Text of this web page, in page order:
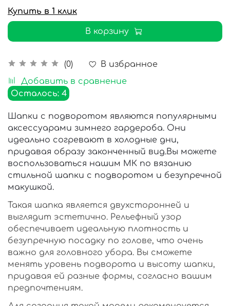
(0)
В избранное
Добавить в сравнение
Осталось: 4
Купить в 1 клик
В корзину
Шапки с подворотом являются популярными
аксессуарами зимнего гардероба. Они
идеально согревают в холодные дни,
придавая образу законченный вид.Вы можете
воспользоваться нашим МК по вязанию
стильной шапки с подворотом и безупречной
макушкой.
Такая шапка является двухсторонней и
выглядит эстетично. Рельефный узор
обеспечивает идеальную плотность и
безупречную посадку по голове, что очень
важно для головного убора. Вы сможете
менять уровень подворота и высоту шапки,
придавая ей разные формы, согласно вашим
предпочтениям.